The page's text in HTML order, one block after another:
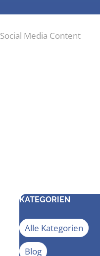
Social Media Content
KATEGORIEN
Alle Kategorien
Blog